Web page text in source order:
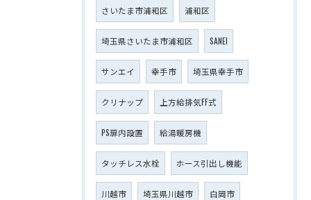
さいたま市浦和区 浦和区
埼玉県さいたま市浦和区 SANEI
サンエイ 幸手市 埼玉県幸手市
クリナップ 上方給排気FF式
PS扉内設置 給湯暖房機
タッチレス水栓 ホース引出し機能
川越市 埼玉県川越市 白岡市